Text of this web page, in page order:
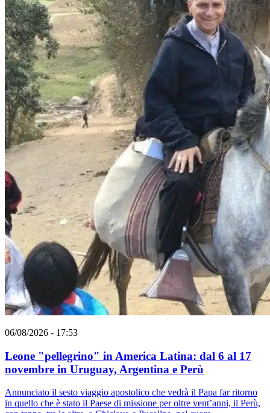
06/08/2026 - 17:53
Leone "pellegrino" in America Latina: dal 6 al 17
novembre in Uruguay, Argentina e Perù
Annunciato il sesto viaggio apostolico che vedrà il Papa far ritorno
in quello che è stato il Paese di missione per oltre vent’anni, il Perù,